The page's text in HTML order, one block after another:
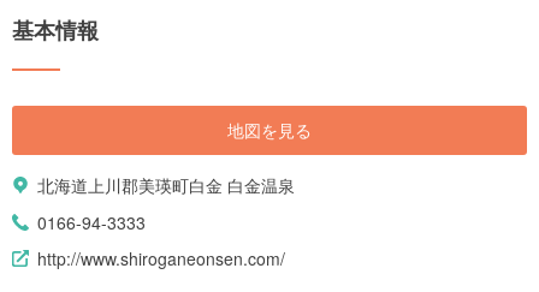
基本情報
地図を見る
北海道上川郡美瑛町白金 白金温泉
0166-94-3333
http://www.shiroganeonsen.com/